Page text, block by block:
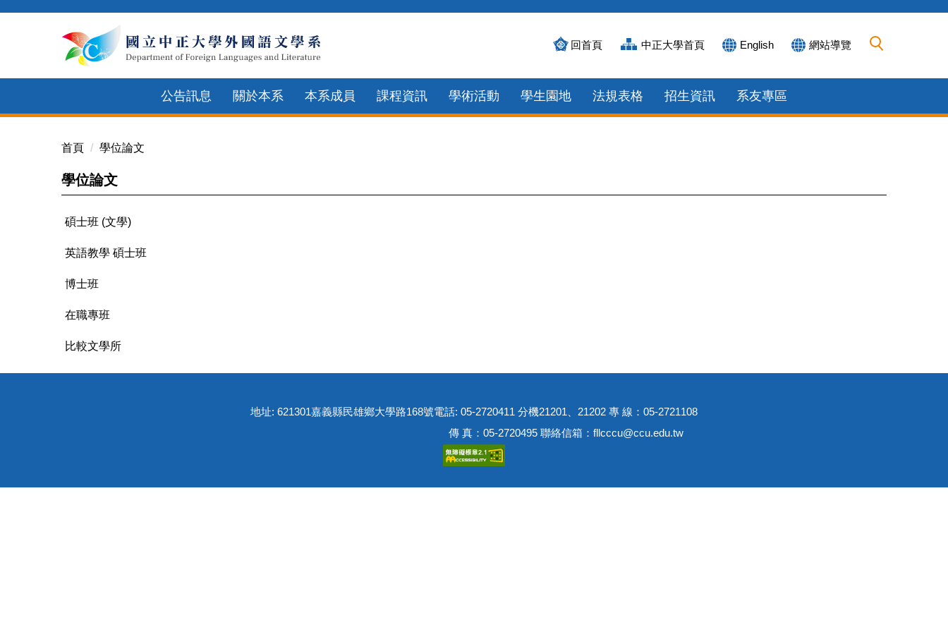
回首頁 中正大學首頁 English 網站導覽
公告訊息 關於本系 本系成員 課程資訊 學術活動 學生園地 法規表格 招生資訊 系友專區
首頁 學位論文
學位論文
碩士班 (文學)
英語教學 碩士班
博士班
在職專班
比較文學所
地址: 621301嘉義縣民雄鄉大學路168號電話: 05-2720411 分機21201、21202 專 線：05-2721108
傳 真：05-2720495 聯絡信箱：fllcccu@ccu.edu.tw